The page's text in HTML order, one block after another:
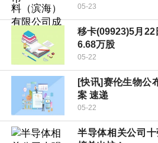
05-23
移卡(09923)5月
6.68万股
05-22
[快讯]赛伦生物公
案 速递
05-22
半导体相关公司